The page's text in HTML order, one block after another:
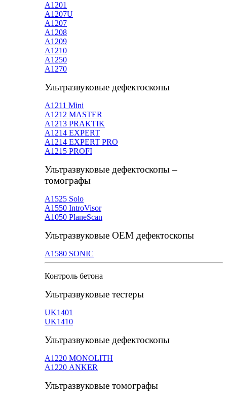
A1201
А1207U
А1207
А1208
А1209
А1210
А1250
А1270
Ультразвуковые дефектоскопы
А1211 Mini
А1212 MASTER
A1213 PRAKTIK
А1214 EXPERT
А1214 EXPERT PRO
A1215 PROFI
Ультразвуковые дефектоскопы –
томографы
А1525 Solo
А1550 IntroVisor
А1050 PlaneScan
Ультразвуковые ОЕМ дефектоскопы
A1580 SONIC
Контроль бетона
Ультразвуковые тестеры
UK1401
UK1410
Ультразвуковые дефектоскопы
А1220 MONOLITH
А1220 ANKER
Ультразвуковые томографы